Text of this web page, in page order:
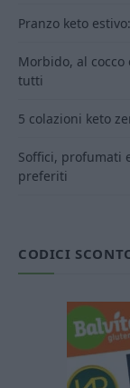
Pranzo keto
Morbido, al
tutti
5 colazioni keto
Soffici, profumati
preferiti
CODICI